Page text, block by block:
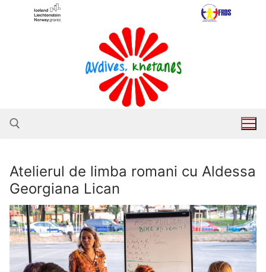
Caută după:
Atelierul de limba romani cu Aldessa
Georgiana Lican